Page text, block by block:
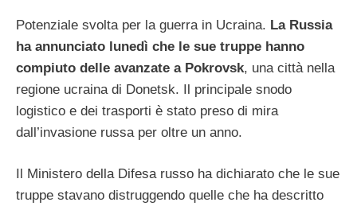
Potenziale svolta per la guerra in Ucraina. La Russia
ha annunciato lunedì che le sue truppe hanno
compiuto delle avanzate a Pokrovsk, una città nella
regione ucraina di Donetsk. Il principale snodo
logistico e dei trasporti è stato preso di mira
dall’invasione russa per oltre un anno.
Il Ministero della Difesa russo ha dichiarato che le sue
truppe stavano distruggendo quelle che ha descritto